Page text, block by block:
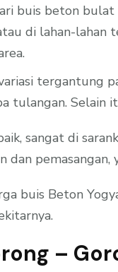
buis beton
di lahan-lahan
tergantung
tulangan. Selain
sangat di
dan
buis Beton
–